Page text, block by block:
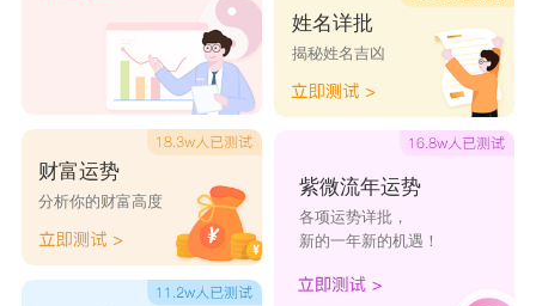
很努力的配合她们、迁就她们、理解她们有时要交
际应酬。两人在一起多沟通交流，天秤女要善用口
才与双鱼男谈心，让双鱼男安心，两人有怨应及时
化解，才不会积蓄成原子弹，在某天引发导致毁灭
性的爆炸，两人只要一起努力也是可以克服先天上
的差异好好在一起的。
星座乐原创文章，转载需注明出处
财富运势
分析你的财富高度
姓名详批
揭秘姓名吉凶
紫微流年运势
各项运势详批，
新的一年新的机遇！